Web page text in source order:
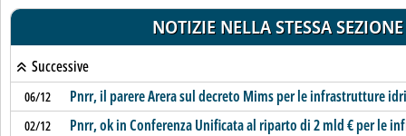
NOTIZIE NELLA STESSA SEZIONE
Successive
06/12 Pnrr, il parere Arera sul decreto Mims per le infrastrutture
02/12 Pnrr, ok in Conferenza Unificata al riparto di 2 mld € per le